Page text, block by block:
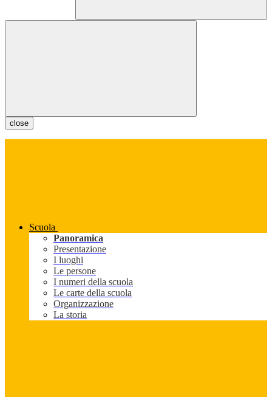
close
Scuola
Panoramica
Presentazione
I luoghi
Le persone
I numeri della scuola
Le carte della scuola
Organizzazione
La storia